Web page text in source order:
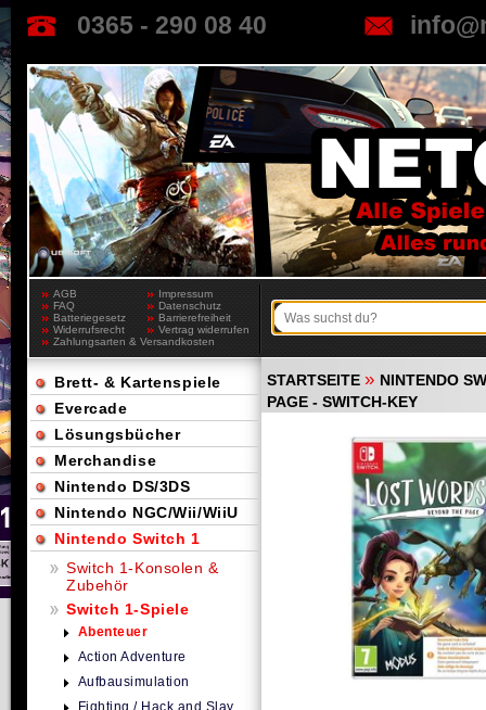
0365 - 290 08 40
AGB
Impressum
FAQ
Datenschutz
Batteriegesetz
Barrierefreiheit
Widerrufsrecht
Vertrag widerrufen
Zahlungsarten & Versandkosten
STARTSEITE » NINTENDO
PAGE - SWITCH-KEY
Brett- & Kartenspiele
Evercade
Lösungsbücher
Merchandise
Nintendo DS/3DS
Nintendo NGC/Wii/WiiU
Nintendo Switch 1
Switch 1-Konsolen &
Zubehör
Switch 1-Spiele
Abenteuer
Action Adventure
Aufbausimulation
Fighting / Hack and Slay